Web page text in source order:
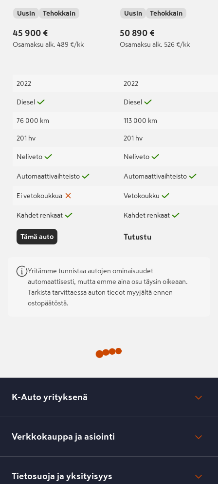
Uusin Tehokkain
45 900 €
Osamaksu alk. 489 €/kk
2022
Diesel
76 000 km
201 hv
Neliveto
Automaattivaihteisto
Ei vetokoukkua
Kahdet renkaat
Tämä auto
Uusin Tehokkain
50 890 €
Osamaksu alk. 526 €/kk
2022
Diesel
113 000 km
201 hv
Neliveto
Automaattivaihteisto
Vetokoukku
Kahdet renkaat
Tutustu
Yritämme tunnistaa autojen ominaisuudet
automaattisesti, mutta emme aina osu täysin oikeaan.
Tarkista tarvittaessa auton tiedot myyjältä ennen
ostopäätöstä.
K-Auto yrityksenä
Lehdistötiedotteet
Toimipisteiden yhteystiedot
Verkkokauppa ja asiointi
Toimitustavat ja -kulut
Tietosuoja ja yksityisyys